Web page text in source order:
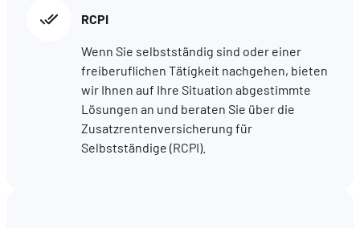
RCPI
Wenn Sie selbstständig sind oder einer
freiberuflichen Tätigkeit nachgehen, bieten
wir Ihnen auf Ihre Situation abgestimmte
Lösungen an und beraten Sie über die
Zusatzrentenversicherung für
Selbstständige (RCPI).